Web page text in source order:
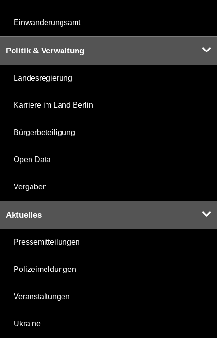
Einwanderungsamt
Politik & Verwaltung
Landesregierung
Karriere im Land Berlin
Bürgerbeteiligung
Open Data
Vergaben
Aktuelles
Pressemitteilungen
Polizeimeldungen
Veranstaltungen
Ukraine